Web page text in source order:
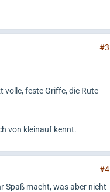
#3
volle, feste Griffe, die Rute
von kleinauf kennt.
#4
Spaß macht, was aber nicht